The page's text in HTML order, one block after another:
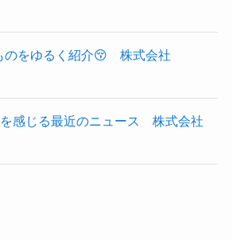
のをゆるく紹介😚 株式会社
を感じる最近のニュース 株式会社